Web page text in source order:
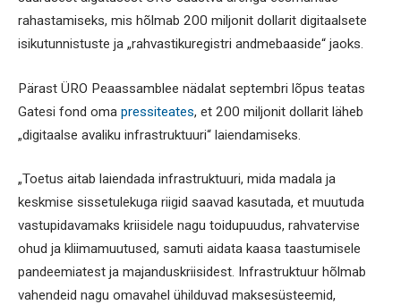
rahastamiseks, mis hõlmab 200 miljonit dollarit digitaalsete
isikutunnistuste ja „rahvastikuregistri andmebaaside“ jaoks.
Pärast ÜRO Peaassamblee nädalat septembri lõpus teatas
Gatesi fond oma pressiteates, et 200 miljonit dollarit läheb
„digitaalse avaliku infrastruktuuri“ laiendamiseks.
„Toetus aitab laiendada infrastruktuuri, mida madala ja
keskmise sissetulekuga riigid saavad kasutada, et muutuda
vastupidavamaks kriisidele nagu toidupuudus, rahvatervise
ohud ja kliimamuutused, samuti aidata kaasa taastumisele
pandeemiatest ja majanduskriisidest. Infrastruktuur hõlmab
vahendeid nagu omavahel ühilduvad maksesüsteemid,